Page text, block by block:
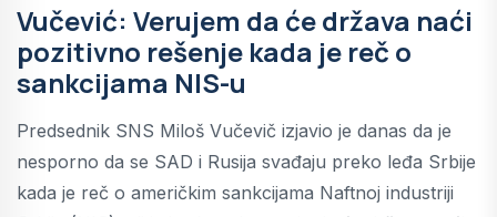
Vučević: Verujem da će država naći
pozitivno rešenje kada je reč o
sankcijama NIS-u
Predsednik SNS Miloš Vučevič izjavio je danas da je
nesporno da se SAD i Rusija svađaju preko leđa Srbije
kada je reč o američkim sankcijama Naftnoj industriji